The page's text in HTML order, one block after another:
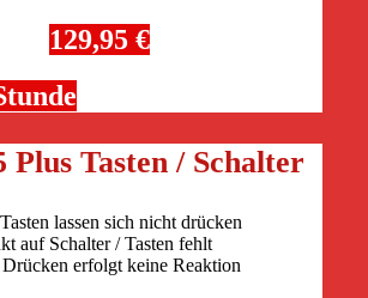
129,95 €
Plus Tasten / Schalter
lassen sich nicht drücken
auf Schalter / Tasten fehlt
erfolgt keine Reaktion